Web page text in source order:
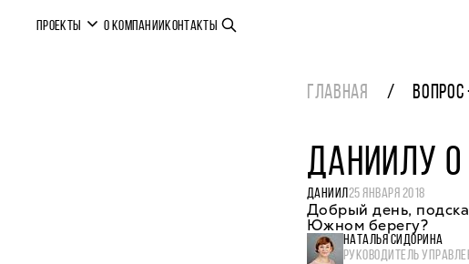
ПРОЕКТЫ О КОМПАНИИКОНТАКТЫ
ГЛАВНАЯ ВОПРОС
ДАНИИЛУ О
ДАНИИЛ 25 ЯНВАРЯ 2018
Добрый день,
Южном берегу?
НАТАЛЬЯ СИДОРИНА
РУКОВОДИТЕЛЬ